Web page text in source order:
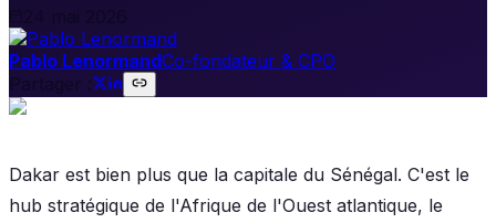
24 mai 2026
Pablo LenormandCo-fondateur & CPO
Partager :
Dakar est bien plus que la capitale du Sénégal. C'est le
hub stratégique de l'Afrique de l'Ouest atlantique, le